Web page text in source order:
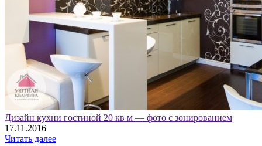
Дизайн кухни гостиной 20 кв м — фото с зонированием
17.11.2016
Читать далее